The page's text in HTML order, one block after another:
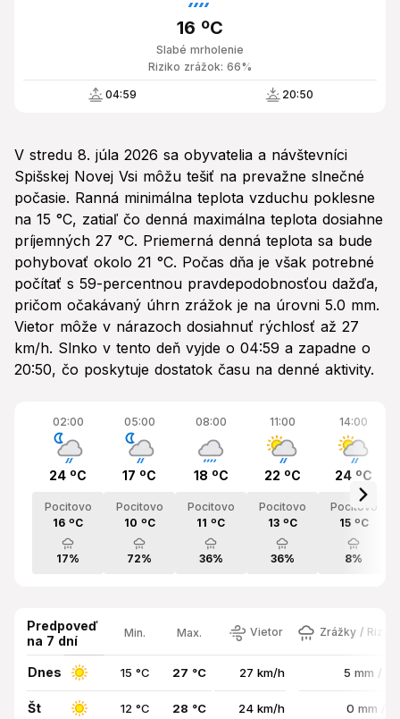
Slabé mrholenie
16 ºC
Riziko zrážok: 66%
04:59 20:50
V stredu 8. júla 2026 sa obyvatelia a návštevníci
Spišskej Novej Vsi môžu tešiť na prevažne slnečné
počasie. Ranná minimálna teplota vzduchu poklesne
na 15 °C, zatiaľ čo denná maximálna teplota dosiahne
príjemných 27 °C. Priemerná denná teplota sa bude
pohybovať okolo 21 °C. Počas dňa je však potrebné
počítať s 59-percentnou pravdepodobnosťou dažďa,
pričom očakávaný úhrn zrážok je na úrovni 5.0 mm.
Vietor môže v nárazoch dosiahnuť rýchlosť až 27
km/h. Slnko v tento deň vyjde o 04:59 a zapadne o
20:50, čo poskytuje dostatok času na denné aktivity.
02:00
24 ºC
Pocitovo
16 ºC
17%
05:00
17 ºC
Pocitovo
10 ºC
72%
08:00
18 ºC
Pocitovo
11 ºC
36%
11:00
22 ºC
Pocitovo
13 ºC
36%
14:00
24 ºC
Pocitovo
15 ºC
8%
Predpoveď
na 7 dní
Min. Max. Vietor Zrážky /
Dnes 15 °C 27 °C 27 km/h 5 mm /
Št 12 °C 28 °C 24 km/h 0 mm /